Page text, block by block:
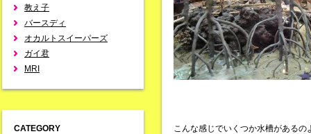
教え子
バースディ
オカルトスイーパーズ
ガイ君
MRI
CATEGORY こんな感じでいくつか水槽があるの